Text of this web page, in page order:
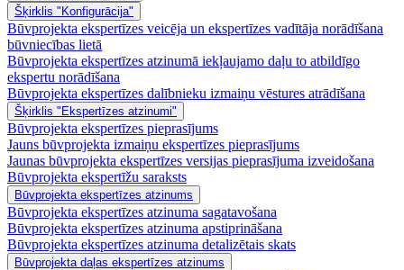
Šķirklis "Konfigurācija"
Būvprojekta ekspertīzes veicēja un ekspertīzes vadītāja norādīšana
būvniecības lietā
Būvprojekta ekspertīzes atzinumā iekļaujamo daļu to atbildīgo
ekspertu norādīšana
Būvprojekta ekspertīzes dalībnieku izmaiņu vēstures atrādīšana
Šķirklis "Ekspertīzes atzinumi"
Būvprojekta ekspertīzes pieprasījums
Jauns būvprojekta izmaiņu ekspertīzes pieprasījums
Jaunas būvprojekta ekspertīzes versijas pieprasījuma izveidošana
Būvprojekta ekspertīžu saraksts
Būvprojekta ekspertīzes atzinums
Būvprojekta ekspertīzes atzinuma sagatavošana
Būvprojekta ekspertīzes atzinuma apstiprināšana
Būvprojekta ekspertīzes atzinuma detalizētais skats
Būvprojekta daļas ekspertīzes atzinums